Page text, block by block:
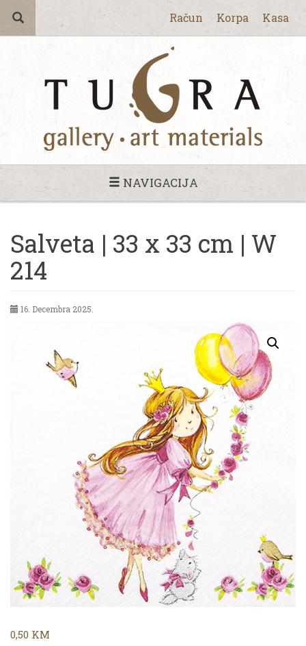
Račun Korpa Kasa
NAVIGACIJA
Salveta | 33 x 33 cm | W
214
16. Decembra 2025.
0,50 KM